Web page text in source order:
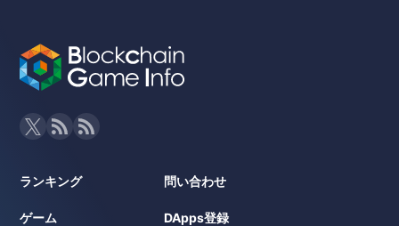
ランキング
ゲーム
問い合わせ
DApps登録